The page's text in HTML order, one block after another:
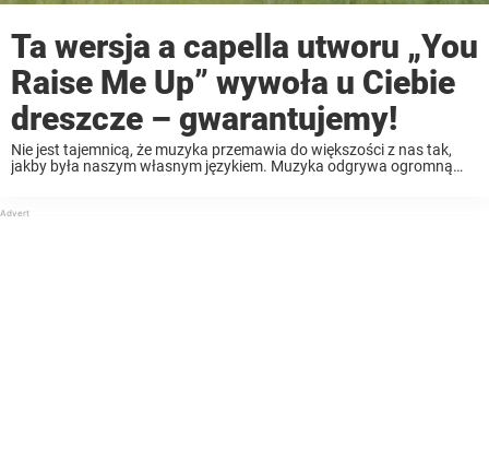
Ta wersja a capella utworu „You
Raise Me Up” wywoła u Ciebie
dreszcze – gwarantujemy!
Nie jest tajemnicą, że muzyka przemawia do większości z nas tak,
jakby była naszym własnym językiem. Muzyka odgrywa ogromną